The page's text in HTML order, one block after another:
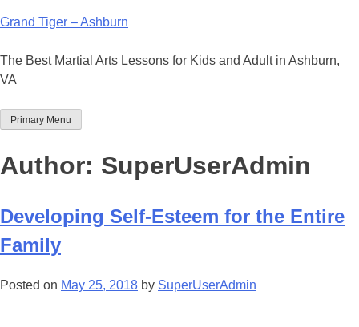
Grand Tiger – Ashburn
The Best Martial Arts Lessons for Kids and Adult in Ashburn,
VA
Primary Menu
Author: SuperUserAdmin
Developing Self-Esteem for the Entire
Family
Posted on May 25, 2018 by SuperUserAdmin